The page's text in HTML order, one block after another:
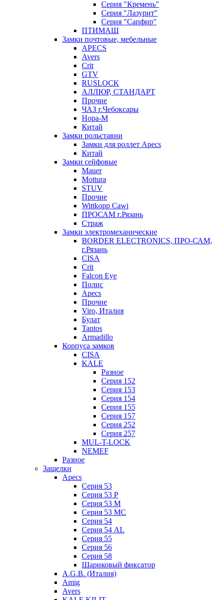
Серия "Кремень"
Серия "Лазурит"
Серия "Сапфир"
ПТИМАШ
Замки почтовые, мебельные
APECS
Avers
Crit
GTV
RUSLOCK
АЛЛЮР, СТАНДАРТ
Прочие
ЧАЗ г.Чебоксары
Нора-М
Китай
Замки рольставни
Замки для роллет Apecs
Китай
Замки сейфовые
Mauer
Mottura
STUV
Прочие
Wittkopp Cawi
ПРОСАМ г.Рязань
Страж
Замки электромеханические
BORDER ELECTRONICS, ПРО-САМ,
г.Рязань
CISA
Crit
Falcon Eye
Полис
Apecs
Прочие
Viro, Италия
Булат
Tantos
Armadillo
Корпуса замков
CISA
KALE
Разное
Серия 152
Серия 153
Серия 154
Серия 155
Серия 157
Серия 252
Серия 257
MUL-T-LOCK
NEMEF
Разное
Защелки
Apecs
Серия 53
Серия 53 P
Серия 53 М
Серия 53 МC
Серия 54
Серия 54 AL
Серия 55
Серия 56
Серия 58
Шариковый фиксатор
A.G.B. (Италия)
Amig
Avers